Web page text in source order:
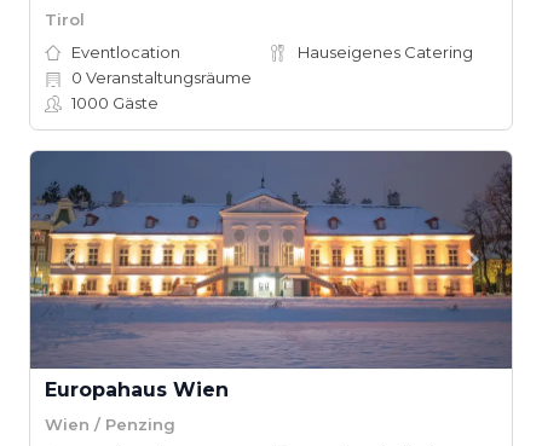
Tirol
Eventlocation
Hauseigenes Catering
0 Veranstaltungsräume
1000 Gäste
Europahaus Wien
Wien / Penzing